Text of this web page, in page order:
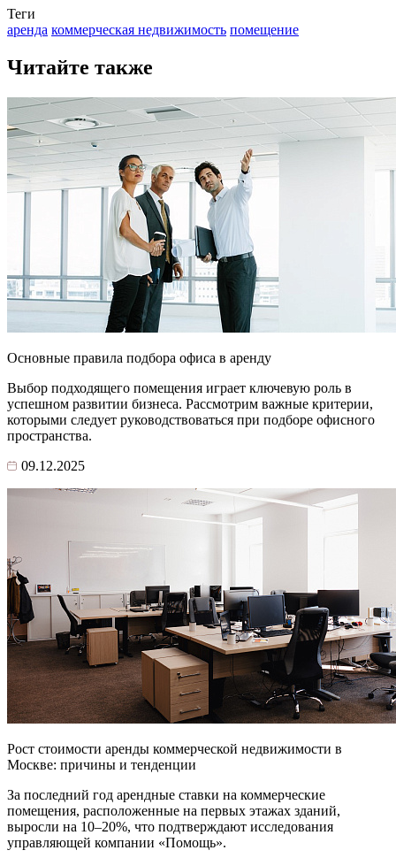
Теги
аренда коммерческая недвижимость помещение
Читайте также
Основные правила подбора офиса в аренду
Выбор подходящего помещения играет ключевую роль в
успешном развитии бизнеса. Рассмотрим важные критерии,
которыми следует руководствоваться при подборе офисного
пространства.
09.12.2025
Рост стоимости аренды коммерческой недвижимости в
Москве: причины и тенденции
За последний год арендные ставки на коммерческие
помещения, расположенные на первых этажах зданий,
выросли на 10–20%, что подтверждают исследования
управляющей компании «Помощь».